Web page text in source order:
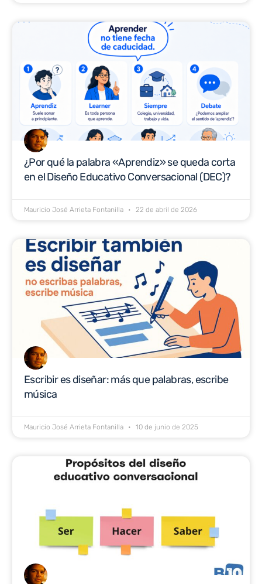
¿Por qué la palabra «Aprendiz» se queda corta
en el Diseño Educativo Conversacional (DEC)?
Mauricio José Arrieta Fontanilla 22 de abril de 2026
Escribir es diseñar: más que palabras, escribe
música
Mauricio José Arrieta Fontanilla 10 de junio de 2025